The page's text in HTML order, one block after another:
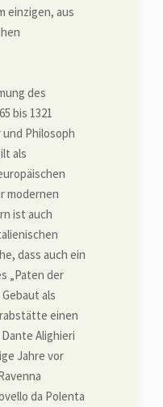
einzigen, aus
des
bis 1321
Philosoph
als
modernen
ist auch
dass auch ein
„Paten der
als
einen
Alighieri
Jahre vor
da Polenta